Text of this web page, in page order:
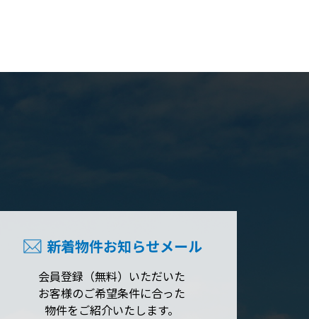
新着物件お知らせメール
会員登録（無料）いただいた
お客様のご希望条件に合った
物件をご紹介いたします。